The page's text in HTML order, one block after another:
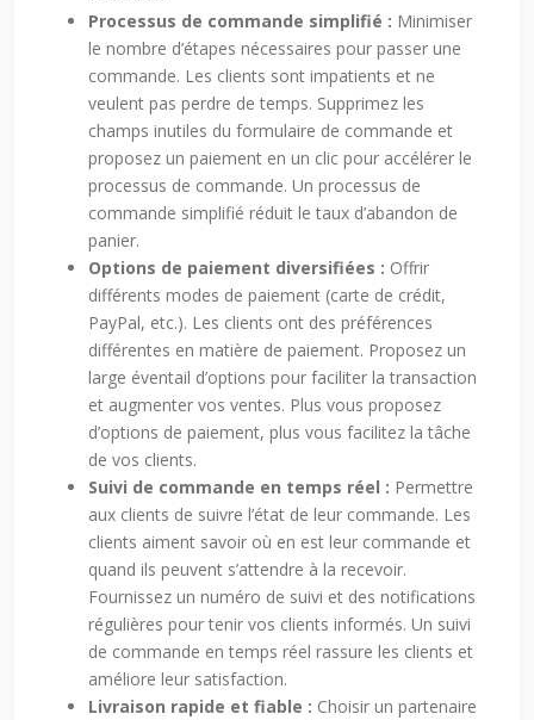
Processus de commande simplifié : Minimiser
le nombre d’étapes nécessaires pour passer une
commande. Les clients sont impatients et ne
veulent pas perdre de temps. Supprimez les
champs inutiles du formulaire de commande et
proposez un paiement en un clic pour accélérer le
processus de commande. Un processus de
commande simplifié réduit le taux d’abandon de
panier.
Options de paiement diversifiées : Offrir
différents modes de paiement (carte de crédit,
PayPal, etc.). Les clients ont des préférences
différentes en matière de paiement. Proposez un
large éventail d’options pour faciliter la transaction
et augmenter vos ventes. Plus vous proposez
d’options de paiement, plus vous facilitez la tâche
de vos clients.
Suivi de commande en temps réel : Permettre
aux clients de suivre l’état de leur commande. Les
clients aiment savoir où en est leur commande et
quand ils peuvent s’attendre à la recevoir.
Fournissez un numéro de suivi et des notifications
régulières pour tenir vos clients informés. Un suivi
de commande en temps réel rassure les clients et
améliore leur satisfaction.
Livraison rapide et fiable : Choisir un partenaire